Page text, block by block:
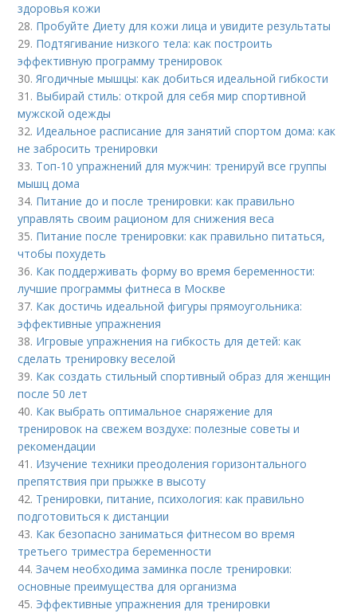
здоровья кожи
28. Пробуйте Диету для кожи лица и увидите результаты
29. Подтягивание низкого тела: как построить
эффективную программу тренировок
30.Ягодичные мышцы: как добиться идеальной гибкости
31. Выбирай стиль: открой для себя мир спортивной
мужской одежды
32. Идеальное расписание для занятий спортом дома: как
не забросить тренировки
33. Топ-10 упражнений для мужчин: тренируй все группы
мышц дома
34. Питание до и после тренировки: как правильно
управлять своим рационом для снижения веса
35. Питание после тренировки: как правильно питаться,
чтобы похудеть
36. Как поддерживать форму во время беременности:
лучшие программы фитнеса в Москве
37. Как достичь идеальной фигуры прямоугольника:
эффективные упражнения
38. Игровые упражнения на гибкость для детей: как
сделать тренировку веселой
39. Как создать стильный спортивный образ для женщин
после 50 лет
40. Как выбрать оптимальное снаряжение для
тренировок на свежем воздухе: полезные советы и
рекомендации
41. Изучение техники преодоления горизонтального
препятствия при прыжке в высоту
42. Тренировки, питание, психология: как правильно
подготовиться к дистанции
43. Как безопасно заниматься фитнесом во время
третьего триместра беременности
44.Зачем необходима заминка после тренировки:
основные преимущества для организма
45. Эффективные упражнения для тренировки